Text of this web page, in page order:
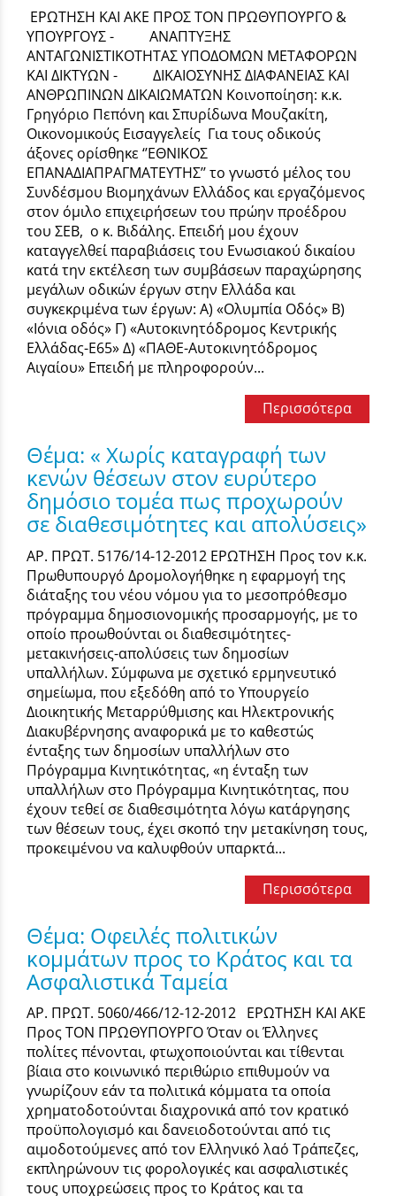
ΕΡΩΤΗΣΗ ΚΑΙ ΑΚΕ ΠΡΟΣ ΤΟΝ ΠΡΩΘΥΠΟΥΡΓΟ &
ΥΠΟΥΡΓΟΥΣ - ΑΝΑΠΤΥΞΗΣ
ΑΝΤΑΓΩΝΙΣΤΙΚΟΤΗΤΑΣ ΥΠΟΔΟΜΩΝ ΜΕΤΑΦΟΡΩΝ
ΚΑΙ ΔΙΚΤΥΩΝ - ΔΙΚΑΙΟΣΥΝΗΣ ΔΙΑΦΑΝΕΙΑΣ ΚΑΙ
ΑΝΘΡΩΠΙΝΩΝ ΔΙΚΑΙΩΜΑΤΩΝ Κοινοποίηση: κ.κ.
Γρηγόριο Πεπόνη και Σπυρίδωνα Μουζακίτη,
Οικονομικούς Εισαγγελείς Για τους οδικούς
άξονες ορίσθηκε ‘’ΕΘΝΙΚΟΣ
EΠANAΔΙΑΠΡΑΓΜΑΤΕΥΤΗΣ’’ το γνωστό μέλος του
Συνδέσμου Βιομηχάνων Ελλάδος και εργαζόμενος
στον όμιλο επιχειρήσεων του πρώην προέδρου
του ΣΕΒ, ο κ. Βιδάλης. Επειδή μου έχουν
καταγγελθεί παραβιάσεις του Ενωσιακού δικαίου
κατά την εκτέλεση των συμβάσεων παραχώρησης
μεγάλων οδικών έργων στην Ελλάδα και
συγκεκριμένα των έργων: Α) «Ολυμπία Οδός» Β)
«Ιόνια οδός» Γ) «Αυτοκινητόδρομος Κεντρικής
Ελλάδας-Ε65» Δ) «ΠΑΘΕ-Αυτοκινητόδρομος
Αιγαίου» Επειδή με πληροφορούν...
Περισσότερα
Θέμα: « Χωρίς καταγραφή των
κενών θέσεων στον ευρύτερο
δημόσιο τομέα πως προχωρούν
σε διαθεσιμότητες και απολύσεις»
ΑΡ. ΠΡΩΤ. 5176/14-12-2012 ΕΡΩΤΗΣΗ Προς τον κ.κ.
Πρωθυπουργό Δρομολογήθηκε η εφαρμογή της
διάταξης του νέου νόμου για το μεσοπρόθεσμο
πρόγραμμα δημοσιονομικής προσαρμογής, με το
οποίο προωθούνται οι διαθεσιμότητες-
μετακινήσεις-απολύσεις των δημοσίων
υπαλλήλων. Σύμφωνα με σχετικό ερμηνευτικό
σημείωμα, που εξεδόθη από το Υπουργείο
Διοικητικής Μεταρρύθμισης και Ηλεκτρονικής
Διακυβέρνησης αναφορικά με το καθεστώς
ένταξης των δημοσίων υπαλλήλων στο
Πρόγραμμα Κινητικότητας, «η ένταξη των
υπαλλήλων στο Πρόγραμμα Κινητικότητας, που
έχουν τεθεί σε διαθεσιμότητα λόγω κατάργησης
των θέσεων τους, έχει σκοπό την μετακίνηση τους,
προκειμένου να καλυφθούν υπαρκτά...
Περισσότερα
Θέμα: Οφειλές πολιτικών
κομμάτων προς το Κράτος και τα
Ασφαλιστικά Ταμεία
ΑΡ. ΠΡΩΤ. 5060/466/12-12-2012 ΕΡΩΤΗΣΗ ΚΑΙ ΑΚΕ
Προς TON ΠΡΩΘΥΠΟΥΡΓΟ Όταν οι Έλληνες
πολίτες πένονται, φτωχοποιούνται και τίθενται
βίαια στο κοινωνικό περιθώριο επιθυμούν να
γνωρίζουν εάν τα πολιτικά κόμματα τα οποία
χρηματοδοτούνται διαχρονικά από τον κρατικό
προϋπολογισμό και δανειοδοτούνται από τις
αιμοδοτούμενες από τον Ελληνικό λαό Τράπεζες,
εκπληρώνουν τις φορολογικές και ασφαλιστικές
τους υποχρεώσεις προς το Κράτος και τα